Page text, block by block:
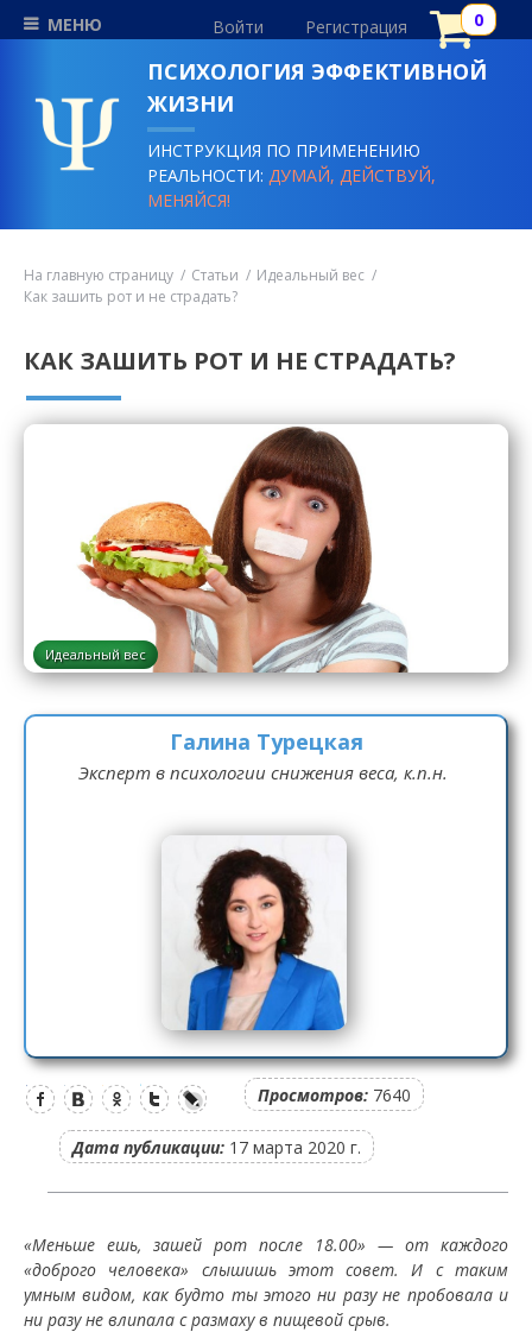
МЕНЮ Войти Регистрация
ПСИХОЛОГИЯ ЭФФЕКТИВНОЙ
ЖИЗНИ
ИНСТРУКЦИЯ ПО ПРИМЕНЕНИЮ
РЕАЛЬНОСТИ:ДУМАЙ, ДЕЙСТВУЙ,
МЕНЯЙСЯ!
На главную страницу Статьи
Идеальный вес
Как зашить рот и не страдать?
КАК ЗАШИТЬ РОТ И НЕ СТРАДАТЬ?
Идеальный вес
Галина Турецкая
Эксперт в психологии снижения веса, к.п.н.
Просмотров: 7640
Дата публикации: 17 марта 2020 г.
«Меньше ешь, зашей рот после 18.00» — от каждого
«доброго человека» слышишь этот совет. И с таким
умным видом, как будто ты этого ни разу не пробовала и
ни разу не влипала с размаху в пищевой срыв.